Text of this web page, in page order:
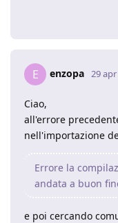
E enzopa 29
Ciao,
all'errore
nell'importazione
Errore la
andata a buon
e poi cercando